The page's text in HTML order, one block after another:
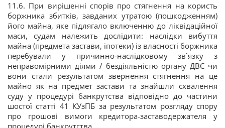
11.6. При вирішенні спорів про стягнення на користь
боржника збитків, завданих утратою (пошкодженням)
його майна, яке підлягало включенню до ліквідаційної
маси, судам належить дослідити: наслідки вибуття
майна (предмета застави, іпотеки) із власності боржника
перебували у причинно-наслідковому зв`язку з
неправомірними діями / бездіяльністю органу ДВС чи
вони стали результатом звернення стягнення на це
майно як на предмет застави та знайшли схвалення
суду у процедурі банкрутства відповідно до частини
шостої статті 41 КУзПБ за результатом розгляду спору
про грошові вимоги кредитора-заставодержателя у
процедурі банкрутства.